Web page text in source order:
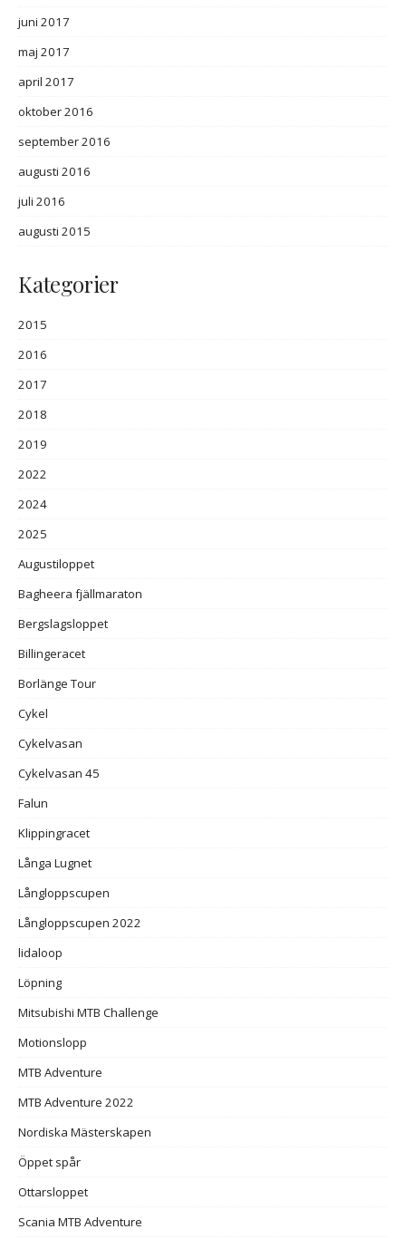
juni 2017
maj 2017
april 2017
oktober 2016
september 2016
augusti 2016
juli 2016
augusti 2015
Kategorier
2015
2016
2017
2018
2019
2022
2024
2025
Augustiloppet
Bagheera fjällmaraton
Bergslagsloppet
Billingeracet
Borlänge Tour
Cykel
Cykelvasan
Cykelvasan 45
Falun
Klippingracet
Långa Lugnet
Långloppscupen
Långloppscupen 2022
lidaloop
Löpning
Mitsubishi MTB Challenge
Motionslopp
MTB Adventure
MTB Adventure 2022
Nordiska Mästerskapen
Öppet spår
Ottarsloppet
Scania MTB Adventure